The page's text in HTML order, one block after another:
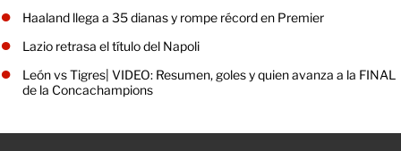
Haaland llega a 35 dianas y rompe récord en Premier
Lazio retrasa el título del Napoli
León vs Tigres| VIDEO: Resumen, goles y quien avanza a la FINAL
de la Concachampions